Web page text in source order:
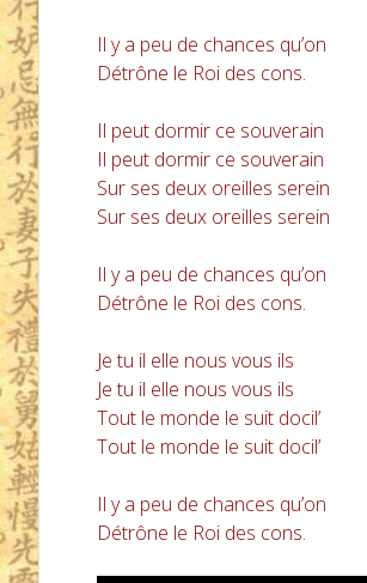
Il y a peu de chances qu’on
Détrône le Roi des cons.
Il peut dormir ce souverain
Il peut dormir ce souverain
Sur ses deux oreilles serein
Sur ses deux oreilles serein
Il y a peu de chances qu’on
Détrône le Roi des cons.
Je tu il elle nous vous ils
Je tu il elle nous vous ils
Tout le monde le suit docil’
Tout le monde le suit docil’
Il y a peu de chances qu’on
Détrône le Roi des cons.